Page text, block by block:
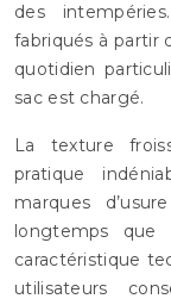
des
fabriqués à partir
quotidien
sac est chargé.
La texture
pratique
marques
longtemps que
caractéristique
utilisateurs